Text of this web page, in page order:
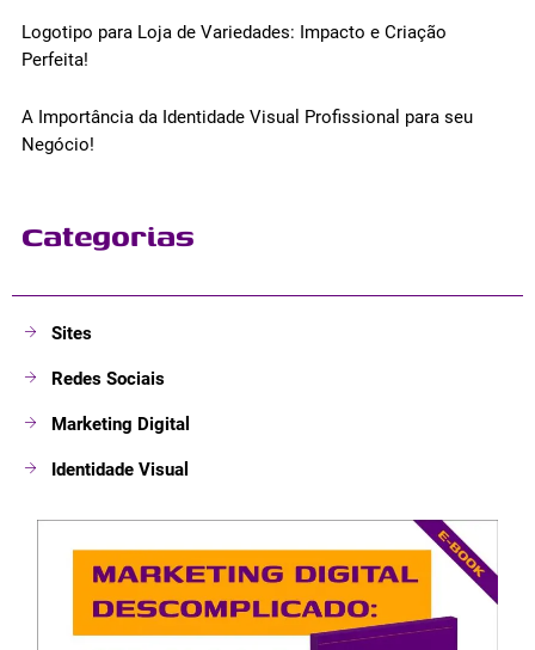
Logotipo para Loja de Variedades: Impacto e Criação
Perfeita!
A Importância da Identidade Visual Profissional para seu
Negócio!
Categorias
Sites
Redes Sociais
Marketing Digital
Identidade Visual